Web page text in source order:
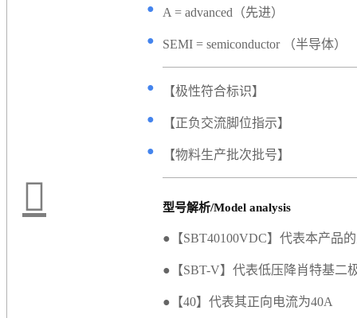
● A = advanced（先进）
● SEMI = semiconductor （半导体）
● 【极性符合标识】
● 【正负交流脚位指示】
● 【物料生产批次批号】
型号解析/Model analysis
●【SBT40100VDC】代表本产品
●【SBT-V】代表低压降肖特基二
●【40】代表其正向电流为40A